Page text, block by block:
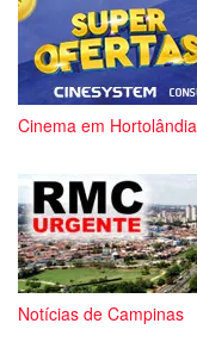
Cinema em Hortolândia
Notícias de Campinas